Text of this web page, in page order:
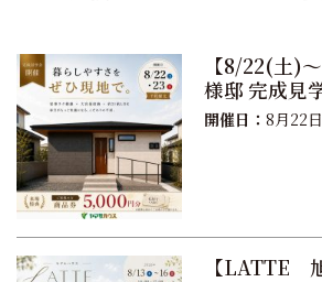
【8/22(土)
様邸 完成見
開催日： 8月22
【LATTE